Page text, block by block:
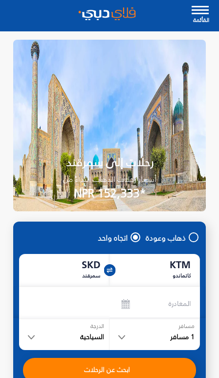
القأئمة
رحلات إلى سمرقند
أسعار رحلات الذهاب ابتداءً من
*NPR 152,333
ذهاب وعودة اتجاه واحد
KTM
كاتماندو
SKD
سمرقند
المغادرة
مسافر
1 مسافر
الدرجة
السياحية
ابحث عن الرحلات